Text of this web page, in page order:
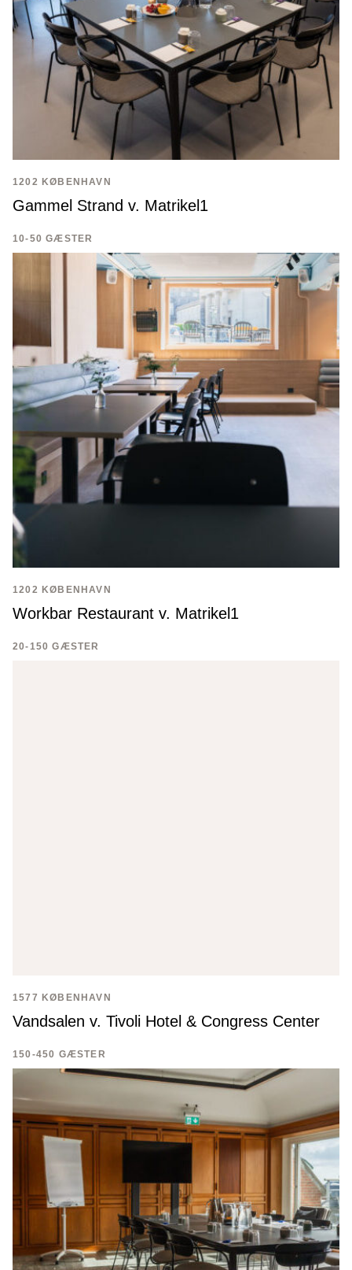
1202 KØBENHAVN
Gammel Strand v. Matrikel1
10-50 GÆSTER
1202 KØBENHAVN
Workbar Restaurant v. Matrikel1
20-150 GÆSTER
1577 KØBENHAVN
Vandsalen v. Tivoli Hotel & Congress Center
150-450 GÆSTER